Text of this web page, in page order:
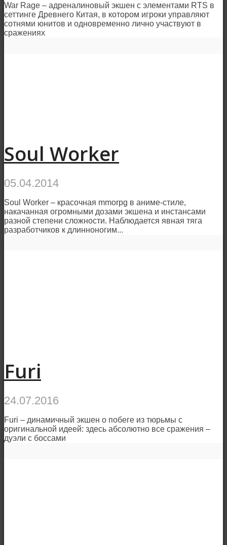
War Rage – адреналиновый экшен с элементами RTS в
сеттинге Древнего Китая, в котором игроки управляют
сотнями юнитов и одновременно лично участвуют в
сражениях
Soul Worker
05.04.2014
Soul Worker – красочная mmorpg в аниме-стиле,
накачанная огромными дозами экшена и инстансами
разной степени сложности. Наблюдается явная тяга
разработчиков к длинноногим...
Furi
24.07.2016
Furi – динамичный экшен о побеге из тюрьмы с
оригинальной идеей: здесь абсолютно все сражения –
дуэли с боссами